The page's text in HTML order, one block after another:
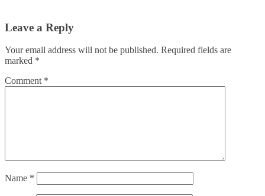
Leave a Reply
Your email address will not be published. Required fields are
marked *
Comment *
Name *